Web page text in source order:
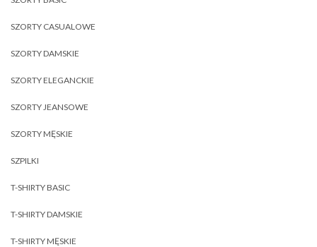
SZORTY CASUALOWE
SZORTY DAMSKIE
SZORTY ELEGANCKIE
SZORTY JEANSOWE
SZORTY MĘSKIE
SZPILKI
T-SHIRTY BASIC
T-SHIRTY DAMSKIE
T-SHIRTY MĘSKIE